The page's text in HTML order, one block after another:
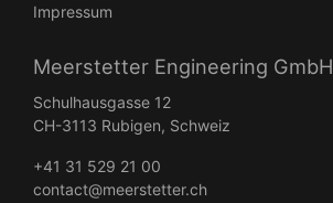
Impressum
Meerstetter Engineering GmbH
Schulhausgasse 12
CH-3113 Rubigen, Schweiz
+41 31 529 21 00
contact@meerstetter.ch